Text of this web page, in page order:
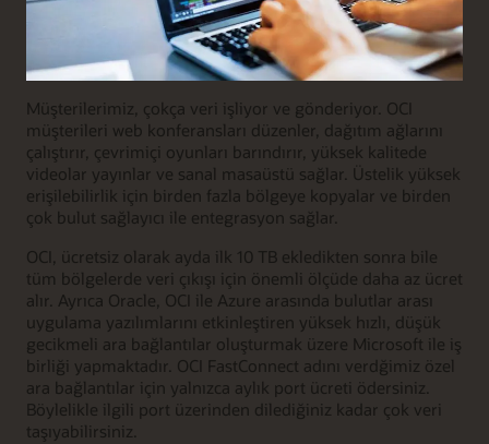
Müşterilerimiz, çokça veri işliyor ve gönderiyor. OCI
müşterileri web konferansları düzenler, dağıtım ağlarını
çalıştırır, çevrimiçi oyunları barındırır, yüksek kalitede
videolar yayınlar ve sanal masaüstü sağlar. Üstelik yüksek
erişilebilirlik için birden fazla bölgeye kopyalar ve birden
çok bulut sağlayıcı ile entegrasyon sağlar.
OCI, ücretsiz olarak ayda ilk 10 TB ekledikten sonra bile
tüm bölgelerde veri çıkışı için önemli ölçüde daha az ücret
alır. Ayrıca Oracle, OCI ile Azure arasında bulutlar arası
uygulama yazılımlarını etkinleştiren yüksek hızlı, düşük
gecikmeli ara bağlantılar oluşturmak üzere Microsoft ile iş
birliği yapmaktadır. OCI FastConnect adını verdğimiz özel
ara bağlantılar için yalnızca aylık port ücreti ödersiniz.
Böylelikle ilgili port üzerinden dilediğiniz kadar çok veri
taşıyabilirsiniz.